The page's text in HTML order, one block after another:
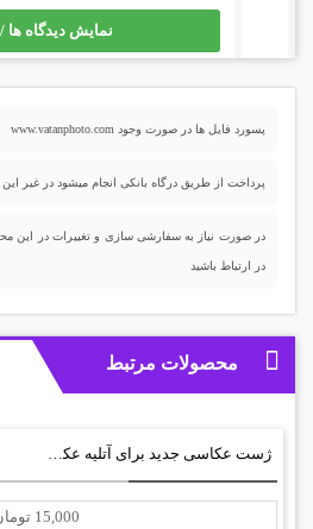
نمایش دیدگاه ها
پسورد فایل ها در صورت وجود www.vatanphoto.com
پرداخت از طریق درگاه بانکی انجام میشود در غیر
در صورت نیاز به سفارشی سازی و تغییرات در این
در ارتباط باشید
محصولات مرتبط
15,000 تومان